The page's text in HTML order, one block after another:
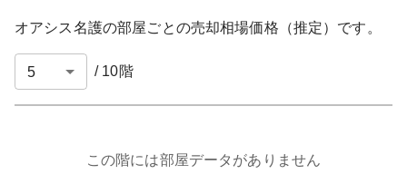
オアシス名護の部屋ごとの売却相場価格（推定）です。
/ 10階
この階には部屋データがありません